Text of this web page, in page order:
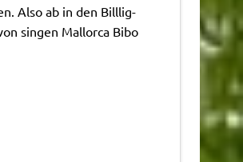
Also ab in den Billlig-
singen Mallorca Bibo